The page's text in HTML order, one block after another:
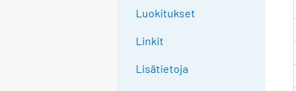
Luokitukset
Linkit
Lisätietoja